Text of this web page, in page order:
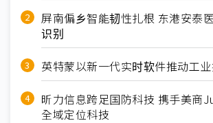
屏南偏乡智能韧性扎根 东港安泰
识别
英特蒙以新一代实时软件推动工
昕力信息跨足国防科技 携手美商
全域定位科技